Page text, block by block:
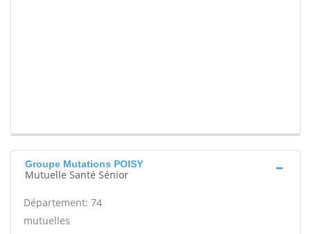
Groupe Mutations POISY
Mutuelle Santé Sénior
Département: 74
mutuelles